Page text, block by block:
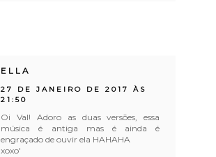
ELLA
27 DE JANEIRO DE 2017 ÀS
21:50
Oi Val! Adoro as duas versões, essa
música é antiga mas é ainda é
engraçado de ouvir ela HAHAHA
xoxo'